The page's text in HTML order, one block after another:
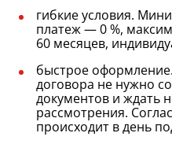
гибкие условия.
платеж — 0 %,
60 месяцев,
быстрое
договора не нужно
документов и ждать
рассмотрения.
происходит в день